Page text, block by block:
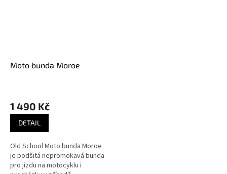
Moto bunda Moroe
1 490 Kč
DETAIL
Old School Moto bunda Moroe
je podšitá nepromokavá bunda
pro jízdu na motocyklu i